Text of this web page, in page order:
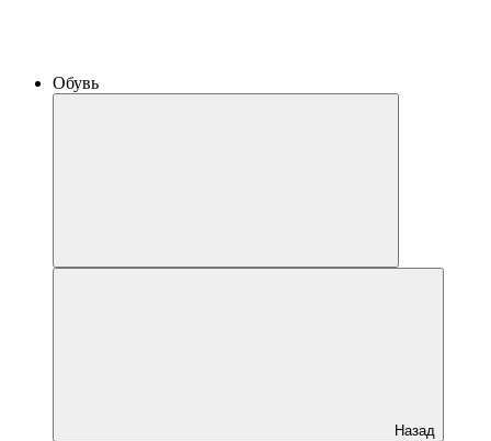
Обувь
Назад